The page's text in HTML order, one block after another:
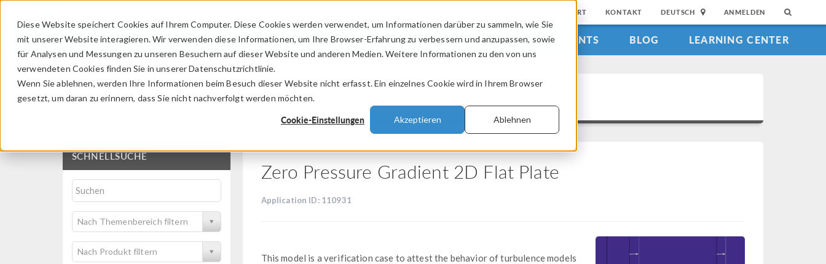
Diese Website speichert Cookies auf Ihrem Computer. Diese Cookies werden verwendet, um Informationen darüber zu sammeln, wie Sie
mit unserer Website interagieren. Wir verwenden diese Informationen, um Ihre Browser-Erfahrung zu verbessern und anzupassen, sowie
für Analysen und Messungen zu unseren Besuchern auf dieser Website und anderen Medien. Weitere Informationen zu den von uns
verwendeten Cookies finden Sie in unserer Datenschutzrichtlinie.
Wenn Sie ablehnen, werden Ihre Informationen beim Besuch dieser Website nicht erfasst. Ein einzelnes Cookie wird in Ihrem Browser
gesetzt, um daran zu erinnern, dass Sie nicht nachverfolgt werden möchten.
Cookie-Einstellungen Akzeptieren Ablehnen
SUPPORT KONTAKT DEUTSCH ANMELDEN
PRODUKTE BRANCHEN VIDEOS EVENTS BLOG LEARNING CENTER
Application Gallery
SCHNELLSUCHE
Nach Themenbereich filtern
Nach Produkt filtern
Zero Pressure Gradient 2D Flat Plate
Application ID: 110931
This model is a verification case to attest the behavior of turbulence models